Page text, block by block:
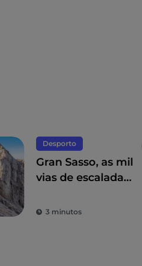
License
Desporto
Gran Sasso, as mil
vias de escalada
3 minutos